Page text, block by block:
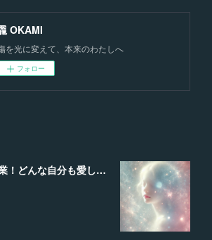
OKAMI
を光に変えて、本来のわたしへ
フォロー
もう自分責めは卒業！どんな自分も愛して、理想の未来を叶える魔法の言葉